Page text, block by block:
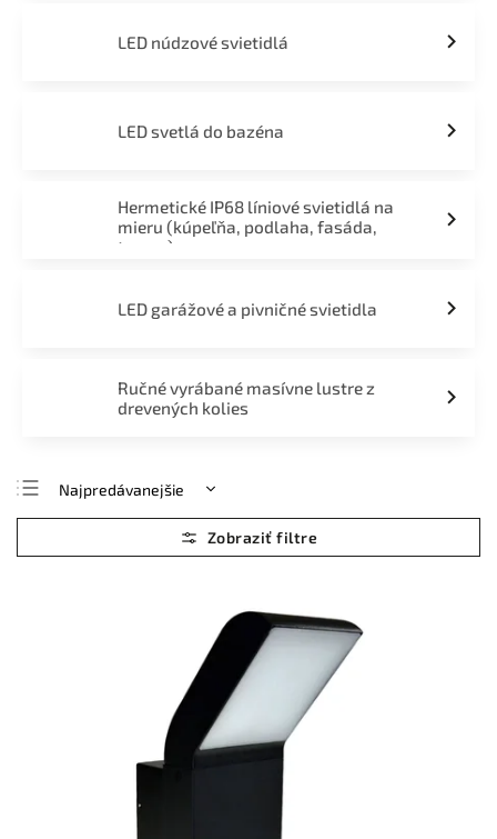
LED núdzové svietidlá
LED svetlá do bazéna
Hermetické IP68 líniové svietidlá na
mieru (kúpeľňa, podlaha, fasáda,
terasa)
LED garážové a pivničné svietidla
Ručné vyrábané masívne lustre z
drevených kolies
Najpredávanejšie
Najlacnejšie
Najdrahšie